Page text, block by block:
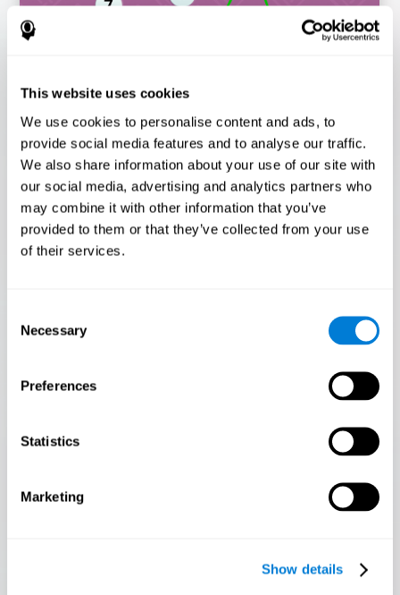
This website uses cookies
We use cookies to personalise content and ads, to
provide social media features and to analyse our traffic.
We also share information about your use of our site with
our social media, advertising and analytics partners who
may combine it with other information that you’ve
provided to them or that they’ve collected from your use
of their services.
Selection
Necessary
Preferences
Statistics
Marketing
Show details
يبدأ
Flash Finder؟
الاختبار النهائي لسرعتك ودقتك! هل يمكنك مواكبة الوتيرة؟ هل
الارتقاء إلى مستوى التحدي في Flash Finder!